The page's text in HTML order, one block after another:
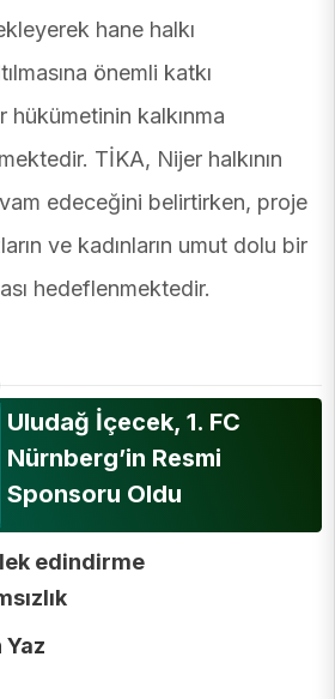
hane halkı
önemli katkı
hükümetinin kalkınma
TİKA, Nijer halkının
edeceğini belirtirken, proje
ve kadınların umut dolu bir
hedeflenmektedir.
Uludağ İçecek, 1. FC
Nürnberg’in Resmi
Sponsoru Oldu
edindirme
Yaz